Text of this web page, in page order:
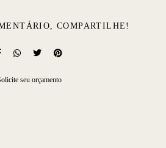
COMPARTILHE!
seu orçamento